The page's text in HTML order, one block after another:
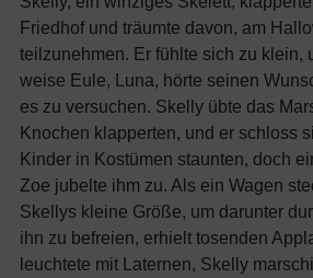
Friedhof und träumte davon, am
teilzunehmen. Er fühlte sich zu klein,
weise Eule, Luna, hörte seinen
es zu versuchen. Skelly übte das
Knochen klapperten, und er schloss
Kinder in Kostümen staunten, doch
Zoe jubelte ihm zu. Als ein Wagen
Skellys kleine Größe, um darunter
ihn zu befreien, erhielt tosenden
leuchtete mit Laternen, Skelly